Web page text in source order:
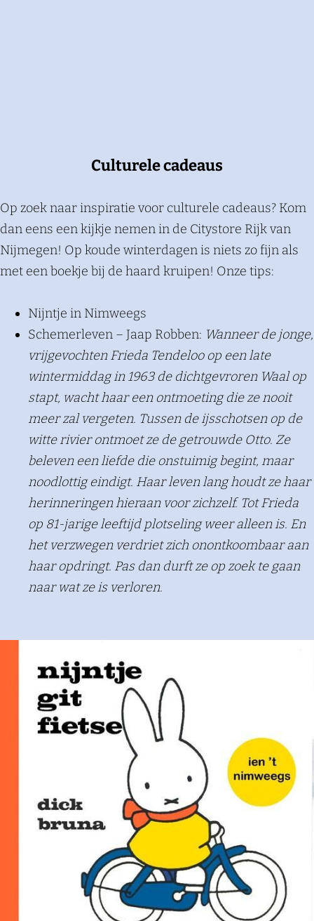
Culturele cadeaus
Op zoek naar inspiratie voor culturele cadeaus? Kom
dan eens een kijkje nemen in de Citystore Rijk van
Nijmegen! Op koude winterdagen is niets zo fijn als
met een boekje bij de haard kruipen! Onze tips:
Nijntje in Nimweegs
Schemerleven – Jaap Robben: Wanneer de jonge,
vrijgevochten Frieda Tendeloo op een late
wintermiddag in 1963 de dichtgevroren Waal op
stapt, wacht haar een ontmoeting die ze nooit
meer zal vergeten. Tussen de ijsschotsen op de
witte rivier ontmoet ze de getrouwde Otto. Ze
beleven een liefde die onstuimig begint, maar
noodlottig eindigt. Haar leven lang houdt ze haar
herinneringen hieraan voor zichzelf. Tot Frieda
op 81-jarige leeftijd plotseling weer alleen is. En
het verzwegen verdriet zich onontkoombaar aan
haar opdringt. Pas dan durft ze op zoek te gaan
naar wat ze is verloren.